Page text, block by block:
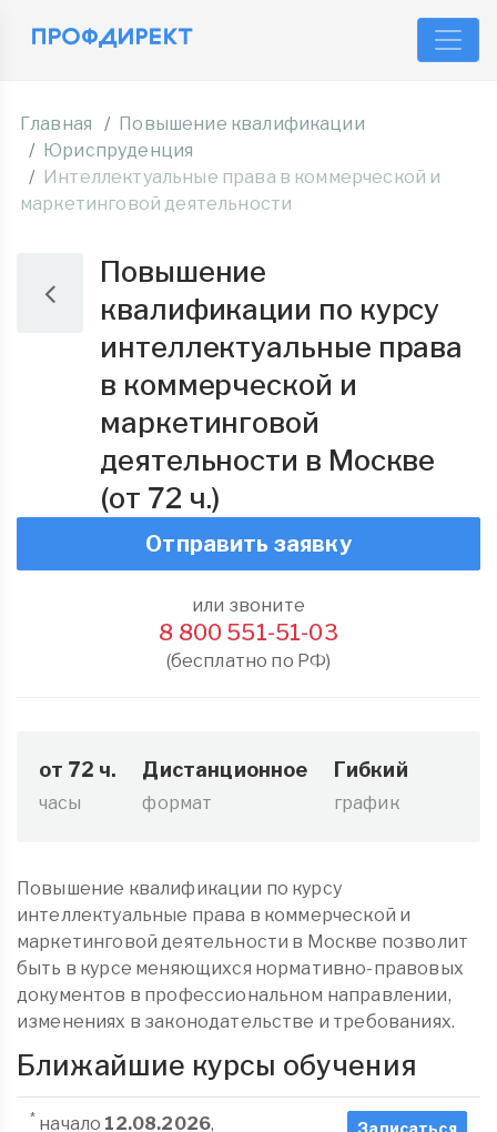
Главная
Повышение квалификации
Юриспруденция
Интеллектуальные права в коммерческой и
маркетинговой деятельности
Повышение
квалификации по курсу
интеллектуальные права
в коммерческой и
маркетинговой
деятельности в Москве
(от 72 ч.)
Отправить заявку
или звоните
8 800 551-51-03
(бесплатно по РФ)
от 72 ч.
часы
Дистанционное
формат
Гибкий
график
Повышение квалификации по курсу
интеллектуальные права в коммерческой и
маркетинговой деятельности в Москве позволит
быть в курсе меняющихся нормативно-правовых
документов в профессиональном направлении,
изменениях в законодательстве и требованиях.
Ближайшие курсы обучения
* начало 12.08.2026,
Записаться